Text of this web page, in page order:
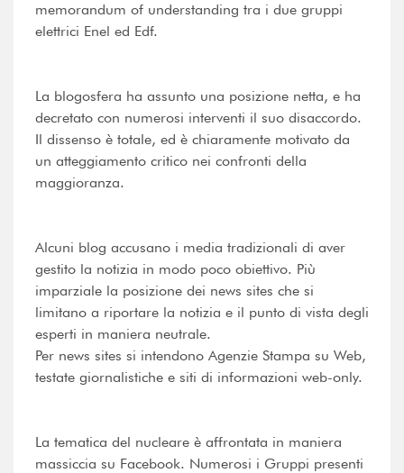
memorandum of understanding tra i due gruppi
elettrici Enel ed Edf.
La blogosfera ha assunto una posizione netta, e ha
decretato con numerosi interventi il suo disaccordo.
Il dissenso è totale, ed è chiaramente motivato da
un atteggiamento critico nei confronti della
maggioranza.
Alcuni blog accusano i media tradizionali di aver
gestito la notizia in modo poco obiettivo. Più
imparziale la posizione dei news sites che si
limitano a riportare la notizia e il punto di vista degli
esperti in maniera neutrale.
Per news sites si intendono Agenzie Stampa su Web,
testate giornalistiche e siti di informazioni web-only.
La tematica del nucleare è affrontata in maniera
massiccia su Facebook. Numerosi i Gruppi presenti